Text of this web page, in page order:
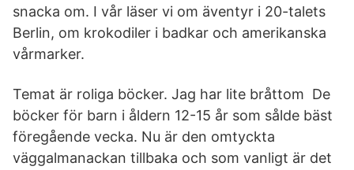
snacka om. I vår läser vi om äventyr i 20-talets
Berlin, om krokodiler i badkar och amerikanska
vårmarker.
Temat är roliga böcker. Jag har lite bråttom De
böcker för barn i åldern 12-15 år som sålde bäst
föregående vecka. Nu är den omtyckta
väggalmanackan tillbaka och som vanligt är det